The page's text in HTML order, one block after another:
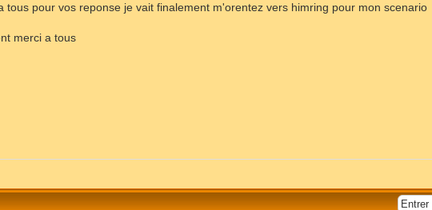
tous pour vos reponse je vait finalement m'orentez vers himring pour mon scenario
merci a tous